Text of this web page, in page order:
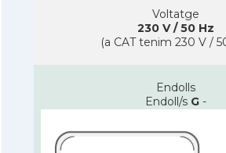
Voltatge
230 V / 50 Hz
(a CAT tenim 230 V /
Endolls
Endoll/s G -